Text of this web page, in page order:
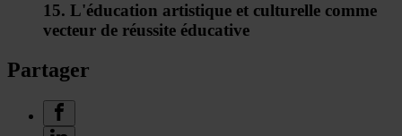
15. L'éducation artistique et culturelle comme
vecteur de réussite éducative
Partager